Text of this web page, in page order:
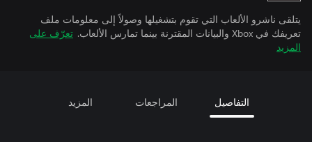
يتلقى ناشرو الألعاب التي تقوم بتشغيلها وصولاً إلى معلومات ملف
تعريفك في Xbox والبيانات المقترنة بينما تمارس الألعاب.
تعرّف على
المزيد
التفاصيل المراجعات المزيد